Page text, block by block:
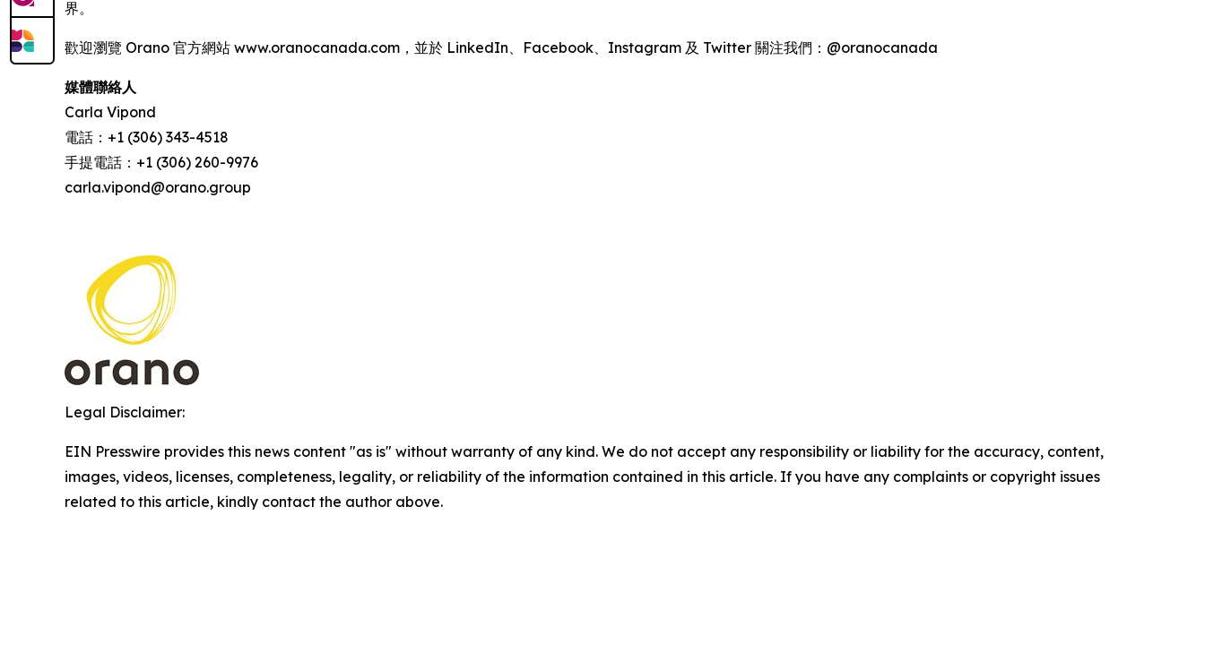
界。
歡迎瀏覽 Orano 官方網站 www.oranocanada.com，並於 LinkedIn、Facebook、Instagram 及 Twitter 關注我們：@oranocanada
媒體聯絡人
Carla Vipond
電話：+1 (306) 343-4518
手提電話：+1 (306) 260-9976
carla.vipond@orano.group
Legal Disclaimer:
EIN Presswire provides this news content "as is" without warranty of any kind. We do not accept any responsibility or liability for the accuracy, content,
images, videos, licenses, completeness, legality, or reliability of the information contained in this article. If you have any complaints or copyright issues
related to this article, kindly contact the author above.